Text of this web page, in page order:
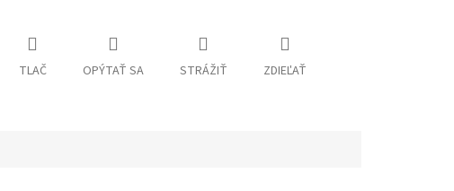
TLAČ OPÝTAŤ SA STRÁŽIŤ ZDIEĽAŤ